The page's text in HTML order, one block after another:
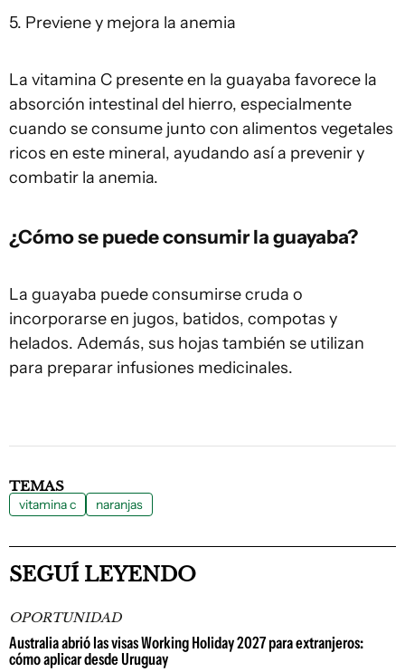
5. Previene y mejora la anemia
La vitamina C presente en la guayaba favorece la
absorción intestinal del hierro, especialmente
cuando se consume junto con alimentos vegetales
ricos en este mineral, ayudando así a prevenir y
combatir la anemia.
¿Cómo se puede consumir la guayaba?
La guayaba puede consumirse cruda o
incorporarse en jugos, batidos, compotas y
helados. Además, sus hojas también se utilizan
para preparar infusiones medicinales.
TEMAS
vitamina c naranjas
SEGUÍ LEYENDO
OPORTUNIDAD
Australia abrió las visas Working Holiday 2027 para extranjeros:
cómo aplicar desde Uruguay